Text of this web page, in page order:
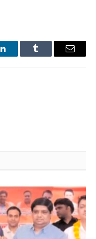
LinkedInTumblr Email